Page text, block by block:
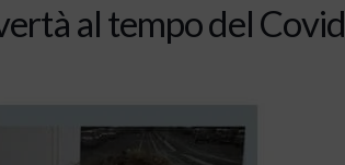
al tempo del Covid